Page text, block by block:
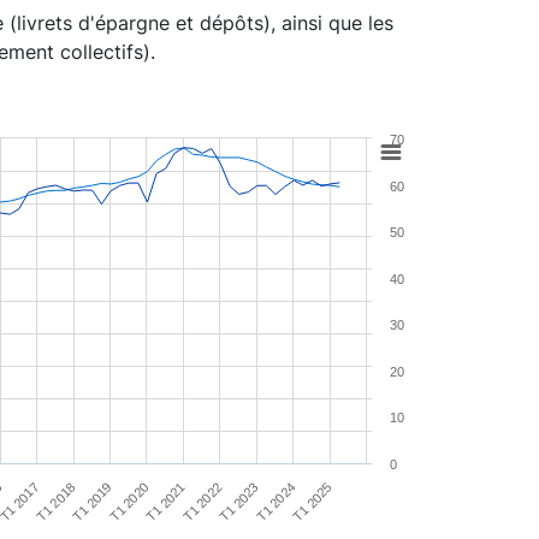
d'épargne et dépôts), ainsi que les
collectifs).
2017T1 2018T1 2019T1 2020T1 2021T1 2022T1 2023T1 2024T1 2025
0
10
20
30
40
50
60
70